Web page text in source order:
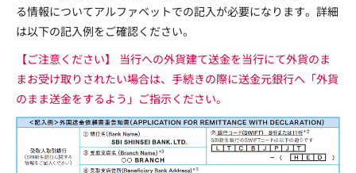
る情報についてアルファベットでの記入が必要になります。詳細
は以下の記入例をご確認ください。
【ご注意ください】 当行への外貨建て送金を当行にて外貨のま
まお受け取りされたい場合は、手続きの際に送金元銀行へ「外貨
のまま送金をするよう」ご指示ください。